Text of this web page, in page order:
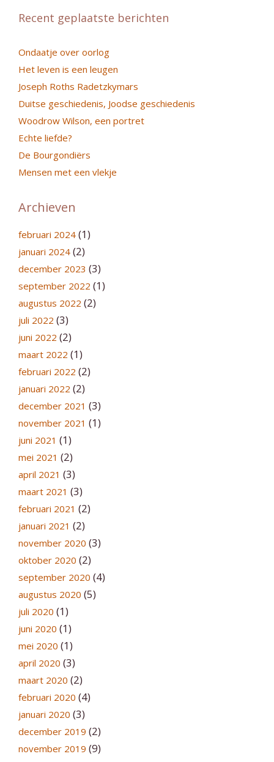
Recent geplaatste berichten
Ondaatje over oorlog
Het leven is een leugen
Joseph Roths Radetzkymars
Duitse geschiedenis, Joodse geschiedenis
Woodrow Wilson, een portret
Echte liefde?
De Bourgondiërs
Mensen met een vlekje
Archieven
februari 2024 (1)
januari 2024 (2)
december 2023 (3)
september 2022 (1)
augustus 2022 (2)
juli 2022 (3)
juni 2022 (2)
maart 2022 (1)
februari 2022 (2)
januari 2022 (2)
december 2021 (3)
november 2021 (1)
juni 2021 (1)
mei 2021 (2)
april 2021 (3)
maart 2021 (3)
februari 2021 (2)
januari 2021 (2)
november 2020 (3)
oktober 2020 (2)
september 2020 (4)
augustus 2020 (5)
juli 2020 (1)
juni 2020 (1)
mei 2020 (1)
april 2020 (3)
maart 2020 (2)
februari 2020 (4)
januari 2020 (3)
december 2019 (2)
november 2019 (9)